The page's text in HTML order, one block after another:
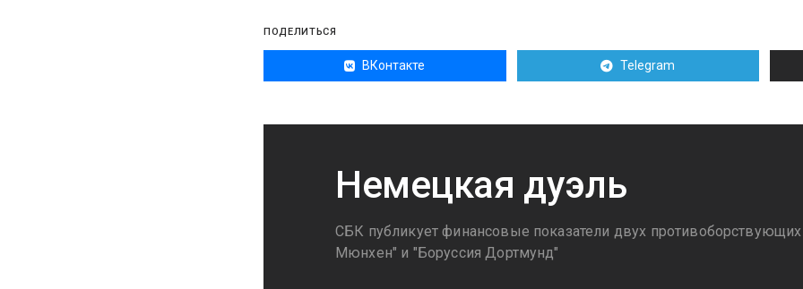
ПОДЕЛИТЬСЯ
ВКонтакте Telegram
Немецкая дуэль
СБК публикует финансовые показатели двух
Мюнхен" и "Боруссия Дортмунд"